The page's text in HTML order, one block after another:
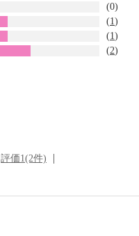
(0)
(1 )
(1 )
(2)
評価1(2件)